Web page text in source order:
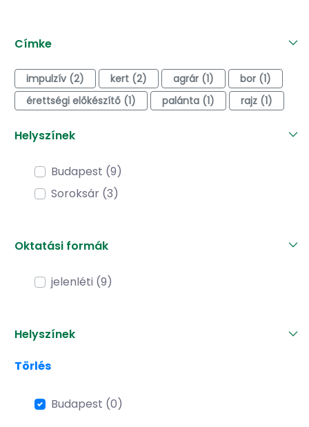
Címke
impulzív (2) kert (2) agrár (1)
bor (1)
érettségi előkészítő (1)
palánta (1) rajz (1)
Helyszínek
Budapest (9)
Soroksár (3)
Oktatási formák
jelenléti (9)
Helyszínek
Törlés
Budapest (0)